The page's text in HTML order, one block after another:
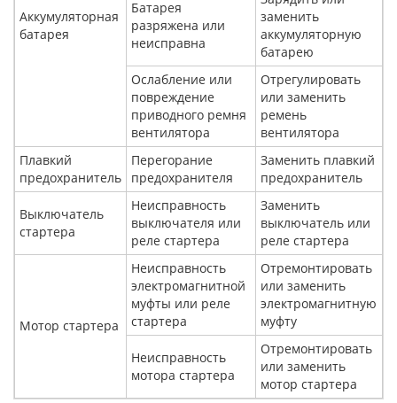
Аккумуляторная
батарея
Батарея
разряжена или
неисправна
заменить
аккумуляторную
батарею
Ослабление или
повреждение
приводного ремня
вентилятора
Отрегулировать
или заменить
ремень
вентилятора
Плавкий
предохранитель
Перегорание
предохранителя
Заменить плавкий
предохранитель
Выключатель
стартера
Неисправность
выключателя или
реле стартера
Заменить
выключатель или
реле стартера
Мотор стартера
Неисправность
электромагнитной
муфты или реле
стартера
Отремонтировать
или заменить
электромагнитную
муфту
Неисправность
мотора стартера
Отремонтировать
или заменить
мотор стартера